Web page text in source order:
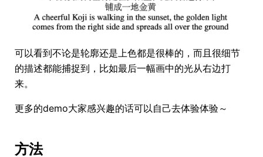
可以看到不论是轮廓还是上色都是很棒的，而且很细节
的描述都能捕捉到，比如最后一幅画中的光从右边打
来。
更多的demo大家感兴趣的话可以自己去体验体验～
方法